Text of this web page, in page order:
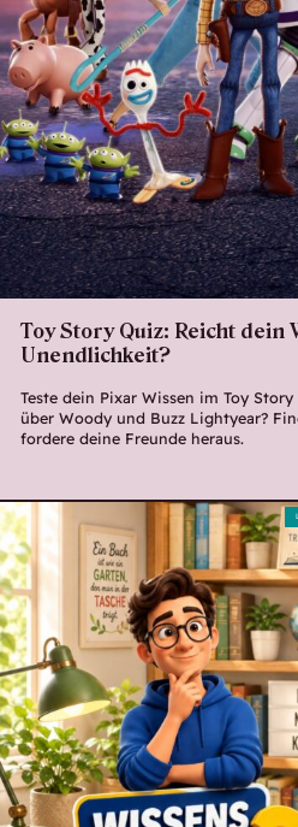
Toy Story Quiz: Reicht dein
Unendlichkeit?
Teste dein Pixar Wissen im Toy
über Woody und Buzz Lightyear?
fordere deine Freunde heraus.